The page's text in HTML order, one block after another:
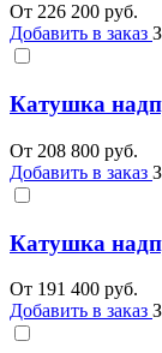
От 226 200 руб.
Добавить в заказ
Катушка
От 208 800 руб.
Добавить в заказ
Катушка
От 191 400 руб.
Добавить в заказ